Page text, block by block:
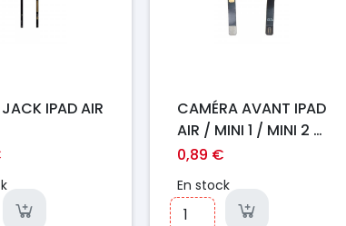
JACK IPAD AIR
CAMÉRA AVANT IPAD
AIR / MINI 1 / MINI 2 /
2017 9.7" / 2018 9.7 "
0,89 €
En stock